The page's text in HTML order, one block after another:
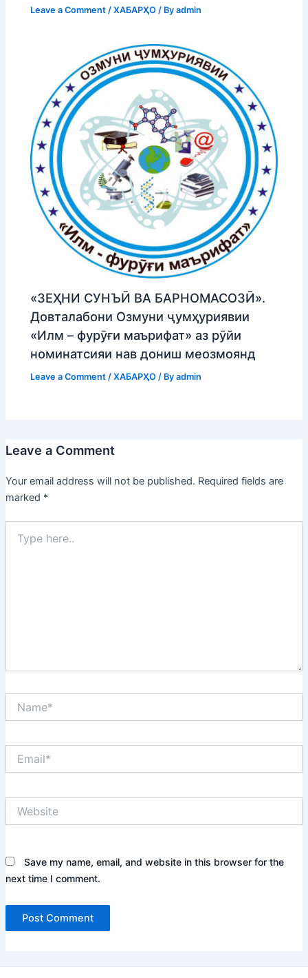
Leave a Comment /ХАБАРҲО / Byadmin
«ЗЕҲНИ СУНЪӢ ВА БАРНОМАСОЗӢ».
Довталабони Озмуни ҷумҳуриявии
«Илм – фурӯғи маърифат» аз рӯйи
номинатсияи нав дониш меозмоянд
Leave a Comment /ХАБАРҲО / Byadmin
Leave a Comment
Your email address will not be published. Required fields are
marked *
here..
Save my name, email, and website in this browser for the
next time I comment.